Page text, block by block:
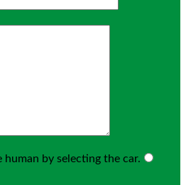
human by selecting thecar.